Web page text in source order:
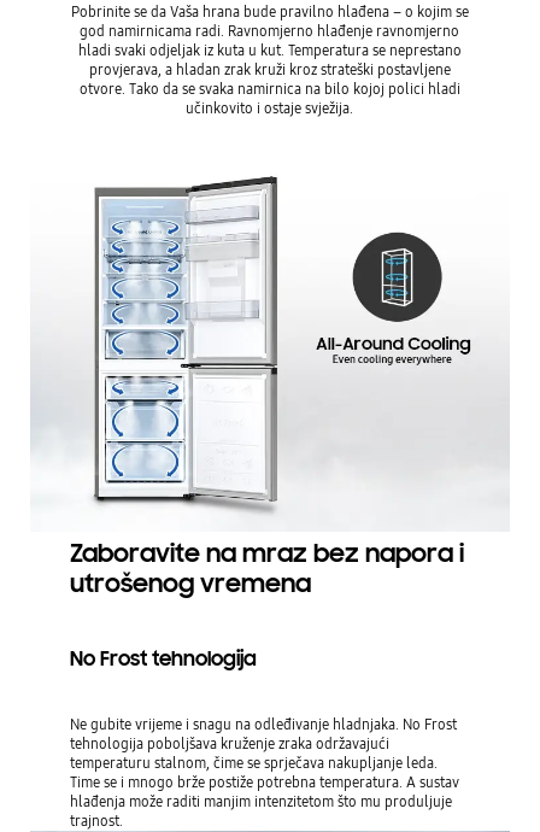
Pobrinite se da Vaša hrana bude pravilno hlađena – o kojim se
god namirnicama radi. Ravnomjerno hlađenje ravnomjerno
hladi svaki odjeljak iz kuta u kut. Temperatura se neprestano
provjerava, a hladan zrak kruži kroz strateški postavljene
otvore. Tako da se svaka namirnica na bilo kojoj polici hladi
učinkovito i ostaje svježija.
Zaboravite na mraz bez napora i
utrošenog vremena
No Frost tehnologija
Ne gubite vrijeme i snagu na odleđivanje hladnjaka. No Frost
tehnologija poboljšava kruženje zraka održavajući
temperaturu stalnom, čime se sprječava nakupljanje leda.
Time se i mnogo brže postiže potrebna temperatura. A sustav
hlađenja može raditi manjim intenzitetom što mu produljuje
trajnost.